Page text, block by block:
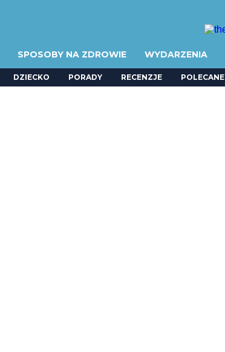
SPOSOBY NA ZDROWIE WYDARZENIA
DZIECKO PORADY RECENZJE POLECANE